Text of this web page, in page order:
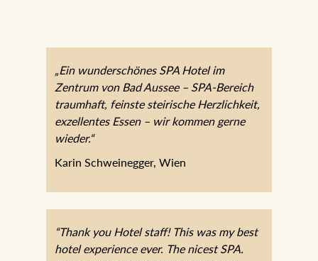
„Ein wunderschönes SPA Hotel im
Zentrum von Bad Aussee – SPA-Bereich
traumhaft, feinste steirische Herzlichkeit,
exzellentes Essen – wir kommen gerne
wieder.“
Karin Schweinegger, Wien
“Thank you Hotel staff! This was my best
hotel experience ever. The nicest SPA.